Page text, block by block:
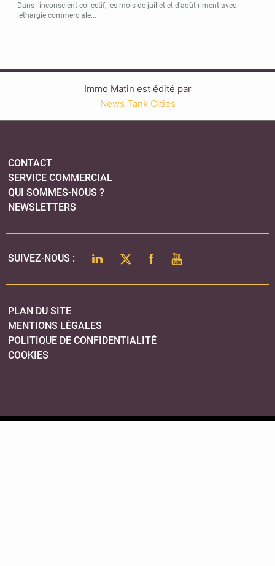
Dans l’inconscient collectif, les mois de juillet et d’août riment avec
léthargie commerciale...
Immo Matin est édité par
News Tank Cities
CONTACT
SERVICE COMMERCIAL
QUI SOMMES-NOUS ?
NEWSLETTERS
SUIVEZ-NOUS : LINKEDINTWITTERFACEBOOK
YOUTUBE
PLAN DU SITE
MENTIONS LÉGALES
POLITIQUE DE CONFIDENTIALITÉ
COOKIES